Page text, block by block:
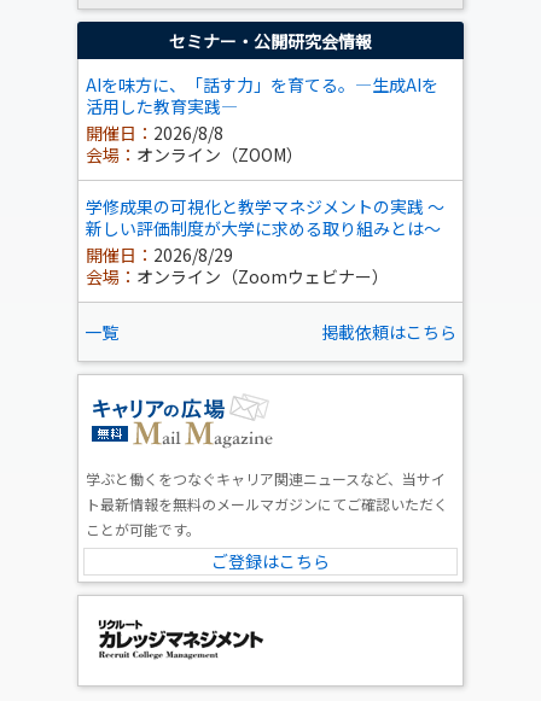
セミナー・公開研究会情報
AIを味方に、「話す力」を育てる。―生成AIを
活用した教育実践―
開催日： 2026/8/8
会場： オンライン（ZOOM）
学修成果の可視化と教学マネジメントの実践 ～
新しい評価制度が大学に求める取り組みとは～
開催日： 2026/8/29
会場： オンライン（Zoomウェビナー）
一覧 掲載依頼はこちら
学ぶと働くをつなぐキャリア関連ニュースなど、当サイ
ト最新情報を無料のメールマガジンにてご確認いただく
ことが可能です。
ご登録はこちら